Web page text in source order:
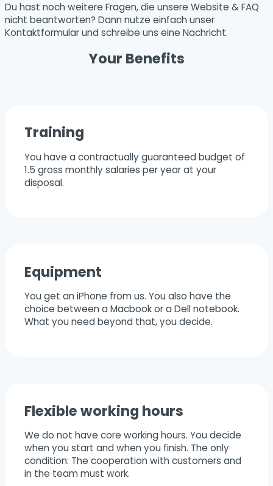
Du hast noch weitere Fragen, die unsere Website & FAQ
nicht beantworten? Dann nutze einfach unser
Kontaktformular und schreibe uns eine Nachricht.
Your Benefits
Training
You have a contractually guaranteed budget of
1.5 gross monthly salaries per year at your
disposal.
Equipment
You get an iPhone from us. You also have the
choice between a Macbook or a Dell notebook.
What you need beyond that, you decide.
Flexible working hours
We do not have core working hours. You decide
when you start and when you finish. The only
condition: The cooperation with customers and
in the team must work.